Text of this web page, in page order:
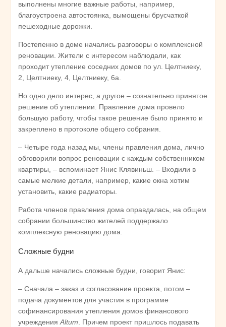
выполнены многие важные работы, например,
благоустроена автостоянка, вымощены брусчаткой
пешеходные дорожки.
Постепенно в доме начались разговоры о комплексной
реновации. Жители с интересом наблюдали, как
проходит утепление соседних домов по ул. Целтниеку,
2, Целтниеку, 4, Целтниеку, 6а.
Но одно дело интерес, а другое – сознательно принятое
решение об утеплении. Правление дома провело
большую работу, чтобы такое решение было принято и
закреплено в протоколе общего собрания.
– Четыре года назад мы, члены правления дома, лично
обговорили вопрос реновации с каждым собственником
квартиры, – вспоминает Янис Клявиньш. – Входили в
самые мелкие детали, например, какие окна хотим
установить, какие радиаторы.
Работа членов правления дома оправдалась, на общем
собрании большинство жителей поддержало
комплексную реновацию дома.
Сложные будни
А дальше начались сложные будни, говорит Янис:
– Сначала – заказ и согласование проекта, потом –
подача документов для участия в программе
софинансирования утепления домов финансового
учрежденияAltum. Причем проект пришлось подавать